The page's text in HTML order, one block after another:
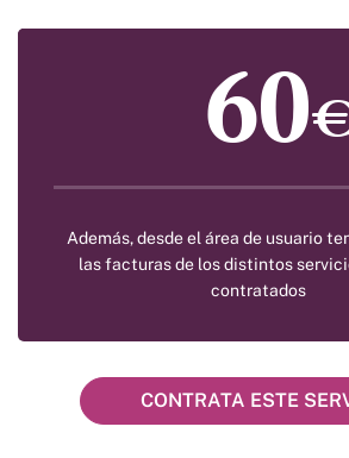
60
Además, desde el área de usuario
las facturas de los distintos
contratados
CONTRATA ESTE